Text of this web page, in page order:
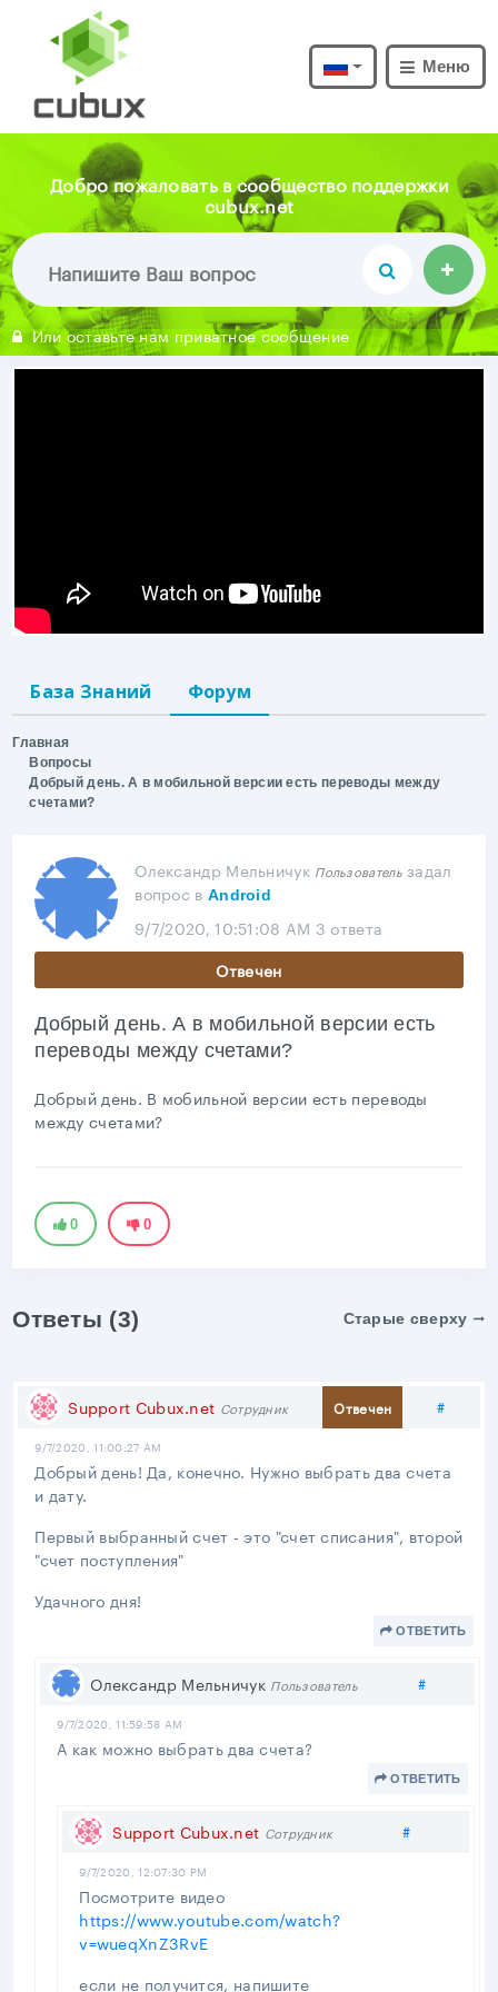
Меню
Добро пожаловать в сообщество поддержки
cubux.net
Или оставьте нам приватное сообщение
База Знаний Форум
Главная
Вопросы
Добрый день. А в мобильной версии есть переводы между
счетами?
Олександр Мельничук Пользователь задал
вопрос в Android
9/7/2020, 10:51:08 AM 3 ответа
Отвечен
Добрый день. А в мобильной версии есть
переводы между счетами?
Добрый день. В мобильной версии есть переводы
между счетами?
0 0
Ответы (3) Старые сверху
Support Cubux.net Сотрудник Отвечен #
9/7/2020, 11:00:27 AM
Добрый день! Да, конечно. Нужно выбрать два счета
и дату.
Первый выбранный счет - это "счет списания", второй
"счет поступления"
Удачного дня!
ОТВЕТИТЬ
Олександр Мельничук Пользователь #
9/7/2020, 11:59:58 AM
А как можно выбрать два счета?
ОТВЕТИТЬ
Support Cubux.net Сотрудник #
9/7/2020, 12:07:30 PM
Посмотрите видео
https://www.youtube.com/watch?
v=wueqXnZ3RvE
если не получится, напишите